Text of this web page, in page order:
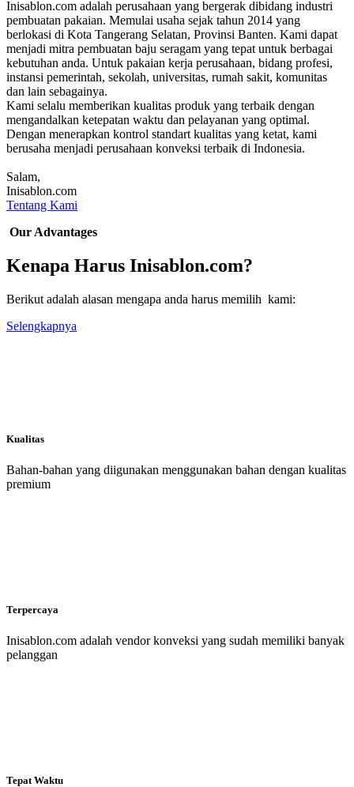
Inisablon.com adalah perusahaan yang bergerak dibidang industri
pembuatan pakaian. Memulai usaha sejak tahun 2014 yang
berlokasi di Kota Tangerang Selatan, Provinsi Banten. Kami dapat
menjadi mitra pembuatan baju seragam yang tepat untuk berbagai
kebutuhan anda. Untuk pakaian kerja perusahaan, bidang profesi,
instansi pemerintah, sekolah, universitas, rumah sakit, komunitas
dan lain sebagainya.
Kami selalu memberikan kualitas produk yang terbaik dengan
mengandalkan ketepatan waktu dan pelayanan yang optimal.
Dengan menerapkan kontrol standart kualitas yang ketat, kami
berusaha menjadi perusahaan konveksi terbaik di Indonesia.
Salam,
Inisablon.com
Tentang Kami
Our Advantages
Kenapa Harus Inisablon.com?
Berikut adalah alasan mengapa anda harus memilih kami:
Selengkapnya
Kualitas
Bahan-bahan yang diigunakan menggunakan bahan dengan kualitas
premium
Terpercaya
Inisablon.com adalah vendor konveksi yang sudah memiliki banyak
pelanggan
Tepat Waktu